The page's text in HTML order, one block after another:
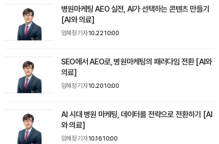
병원마케팅 AEO 실전, AI가 선택하는 콘텐츠 만들기
[AI와 의료]
임혜정 기자10.22 10:00
SEO에서 AEO로, 병원마케팅의 패러다임 전환 [AI와
의료]
임혜정 기자10.20 10:00
AI 시대 병원 마케팅, 데이터를 전략으로 전환하기 [AI
와 의료]
임혜정 기자10.16 10:00